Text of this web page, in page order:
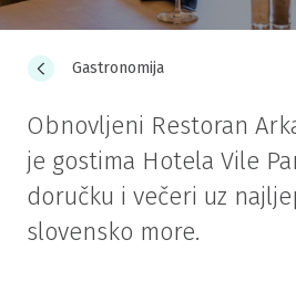
Gastronomija
Obnovljeni Restoran
je gostima Hotela Vile
doručku i večeri uz
slovensko more.